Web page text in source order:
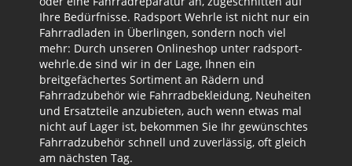
Ihre Bedürfnisse. Radsport Wehrle ist nicht nur ein
Fahrradladen in Überlingen, sondern noch viel
mehr: Durch unseren Onlineshop unter radsport-
wehrle.de sind wir in der Lage, Ihnen ein
breitgefächertes Sortiment an Rädern und
Fahrradzubehör wie Fahrradbekleidung, Neuheiten
und Ersatzteile anzubieten, auch wenn etwas mal
nicht auf Lager ist, bekommen Sie Ihr gewünschtes
Fahrradzubehör schnell und zuverlässig, oft gleich
am nächsten Tag.